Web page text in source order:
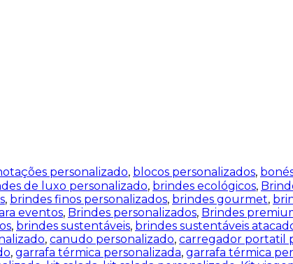
personalizado, blocos personalizados,
de luxo personalizado, brindes ecológicos,
, brindes finos personalizados, brindes gourmet,
eventos, Brindes personalizados, Brindes
, brindes sustentáveis, brindes sustentáveis
, canudo personalizado, carregador portatil
, garrafa térmica personalizada, garrafa térmica